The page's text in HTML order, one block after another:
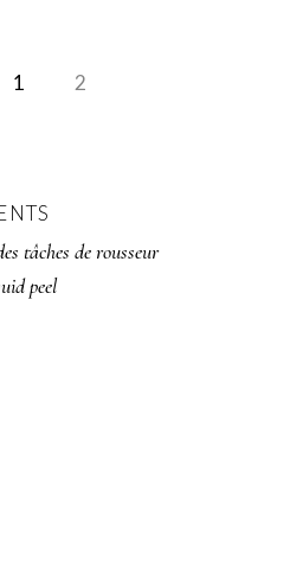
1 2
tâches de rousseur
peel